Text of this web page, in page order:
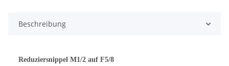
Beschreibung
Reduziersnippel M1/2 auf F5/8